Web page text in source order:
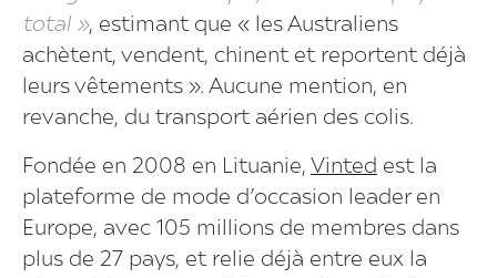
total », estimant que « les Australiens
achètent, vendent, chinent et reportent déjà
leurs vêtements ». Aucune mention, en
revanche, du transport aérien des colis.
Fondée en 2008 en Lituanie, Vinted est la
plateforme de mode d’occasion leader en
Europe, avec 105 millions de membres dans
plus de 27 pays, et relie déjà entre eux la